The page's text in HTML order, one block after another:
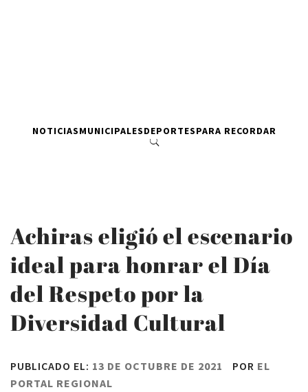
NOTICIASMUNICIPALESDEPORTESPARA RECORDAR
Achiras eligió el escenario
ideal para honrar el Día
del Respeto por la
Diversidad Cultural
PUBLICADO EL: 13 DE OCTUBRE DE 2021 POR EL
PORTAL REGIONAL